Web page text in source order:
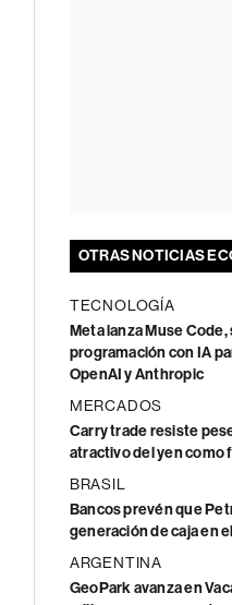
OTRAS NOTICIAS
TECNOLOGÍA
Meta lanza Muse
programación con IA
OpenAI y Anthropic
MERCADOS
Carry trade resiste
atractivo del yen como
BRASIL
Bancos prevén que
generación de caja en
ARGENTINA
GeoPark avanza en